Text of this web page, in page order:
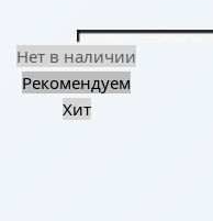
Нет в наличии
Рекомендуем
Хит